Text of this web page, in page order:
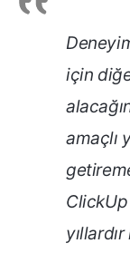
için
amaçlı